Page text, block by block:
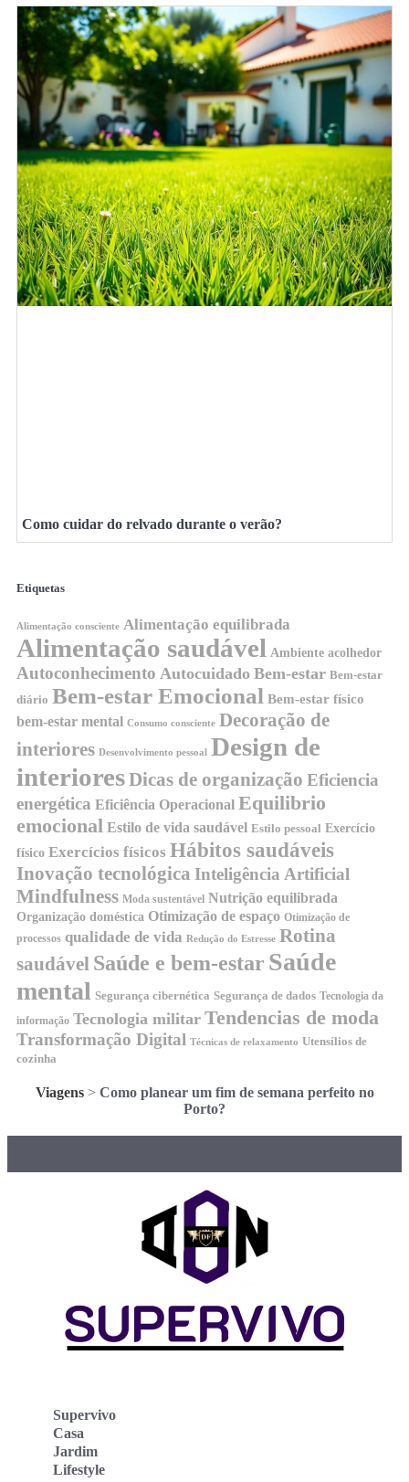
Como cuidar do relvado durante o verão?
Etiquetas
Alimentação consciente Alimentação equilibrada
Alimentação saudável Ambiente acolhedor
Autoconhecimento Autocuidado Bem-estar Bem-estar
diário Bem-estar Emocional Bem-estar físico
bem-estar mental Consumo consciente Decoração de
interiores Desenvolvimento pessoal
Design de
interioresDicas de organização Eficiencia
energética Eficiência Operacional Equilibrio
emocional Estilo de vida saudável Estilo pessoal Exercício
físico Exercícios físicos Hábitos saudáveis
Inovação tecnológica Inteligência Artificial
Mindfulness Moda sustentável Nutrição equilibrada
Organização doméstica Otimização de espaço Otimização de
processos qualidade de vida Redução do Estresse Rotina
saudável Saúde e bem-estar Saúde
mental Segurança cibernética Segurança de dados Tecnologia da
informação Tecnologia militar Tendencias de moda
Transformação Digital Técnicas de relaxamento Utensílios de
cozinha
Viagens> Como planear um fim de semana perfeito no
Porto?
Supervivo
Casa
Jardim
Lifestyle